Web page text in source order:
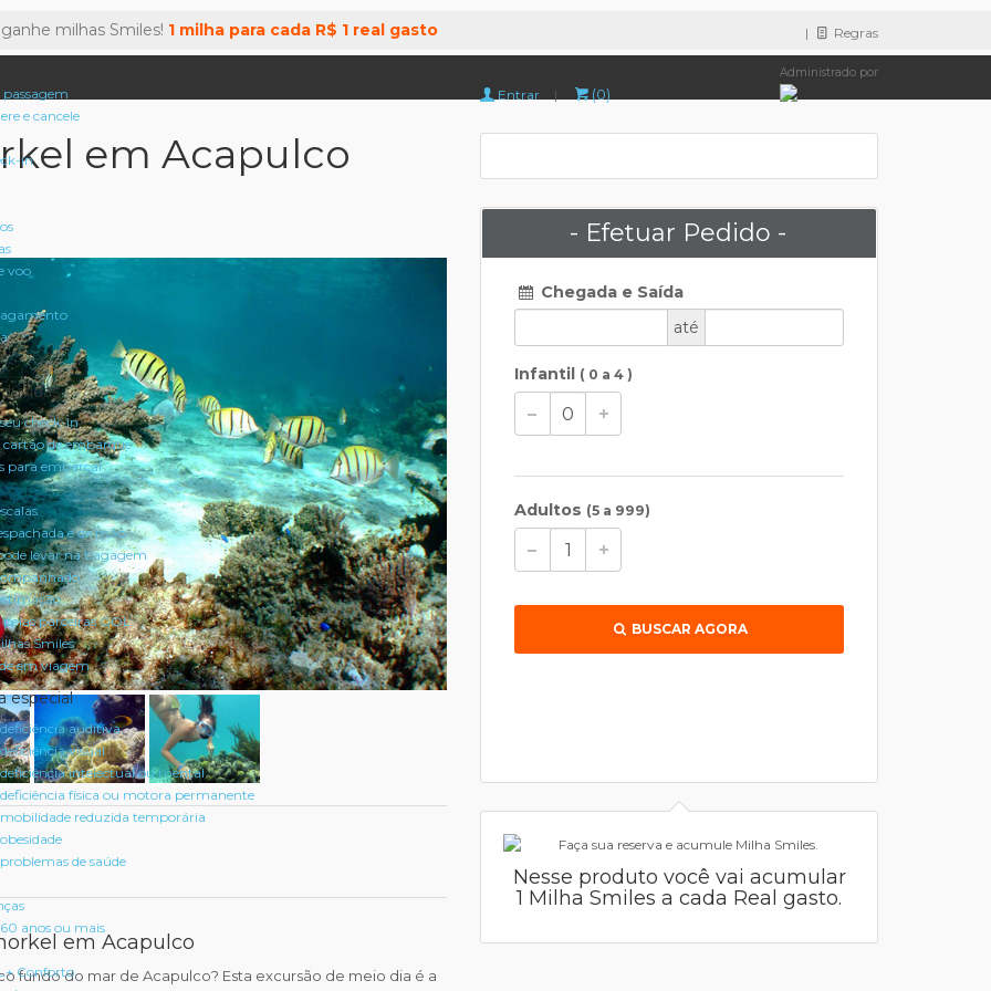
milhas Smiles! 1 milha para cada R$ 1 real gasto | Regras
e cancele
in
voo
check-in
cartão de embarque
para embarcar
e de mão
levar na bagagem
parceiras GOL
Smiles
em viagem
especial
auditiva
visual
intelectual ou mental
deficiência física ou motora permanente
mobilidade reduzida temporária
de saúde
anos ou mais
Conforto
Entrar | (0)
Administrado por
em Acapulco
em Acapulco
fundo do mar de Acapulco? Esta excursão de meio dia é a
- Efetuar Pedido -
Chegada e Saída
até
Infantil ( 0 a 4 )
Adultos (5 a 999)
BUSCAR AGORA
Nesse produto você vai acumular
1 Milha Smiles a cada Real gasto.